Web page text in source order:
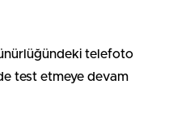
telefoto
test etmeye devam